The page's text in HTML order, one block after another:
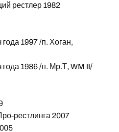
рестлер 1982
1997 /п. Хоган,
1986 /п. Мр.Т, WM II/
рестлинга 2007